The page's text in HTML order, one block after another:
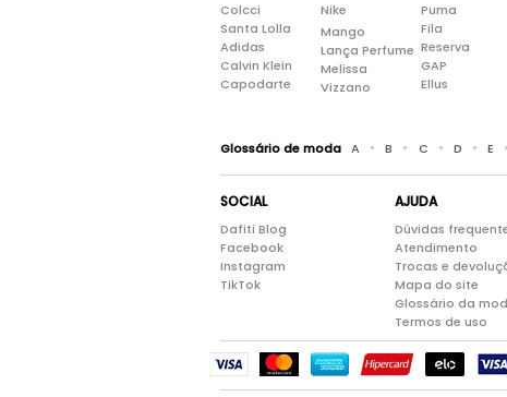
Colcci
Santa Lolla
Adidas
Calvin Klein
Capodarte
Nike
Mango
Lança Perfume
Melissa
Vizzano
Puma
Fila
Reserva
GAP
Ellus
Glossário de moda A • B • C • D • E •
SOCIAL
Dafiti Blog
Facebook
Instagram
TikTok
AJUDA
Dúvidas
Atendimento
Trocas e
Mapa do site
Glossário da
Termos de uso